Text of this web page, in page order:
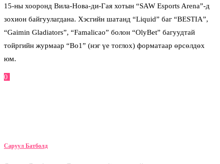
15-ны хооронд Вила-Нова-ди-Гая хотын “SAW Esports Arena”-д
зохион байгуулагдана. Хэсгийн шатанд “Liquid” баг “BESTIA”,
“Gaimin Gladiators”, “Famalicao” болон “OlyBet” багуудтай
тойргийн журмаар “Bo1” (нэг үе тоглох) форматаар өрсөлдөх
юм.
0
Саруул Батболд